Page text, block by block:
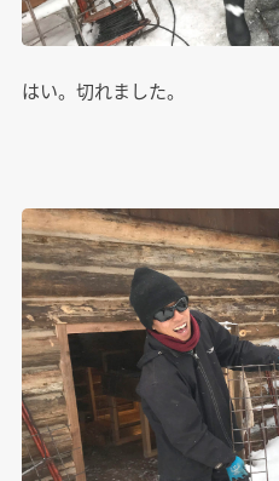
はい。切れました。